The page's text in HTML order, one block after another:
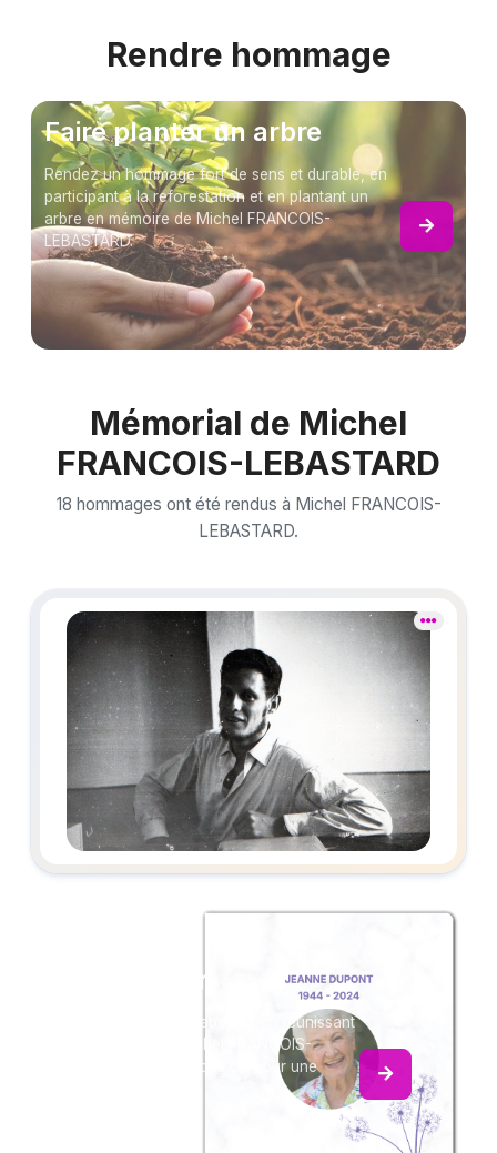
Rendre hommage
Faire planter un arbre
Rendez un hommage fort de sens et durable, en
participant à la reforestation et en plantant un
arbre en mémoire de Michel FRANCOIS-
LEBASTARD.
Mémorial de Michel
FRANCOIS-LEBASTARD
18 hommages ont été rendus à Michel FRANCOIS-
LEBASTARD.
du souvenir
Créez un album collaboratif en réunissant
les hommages à Michel FRANCOIS-
LEBASTARD, pour vous ou pour une